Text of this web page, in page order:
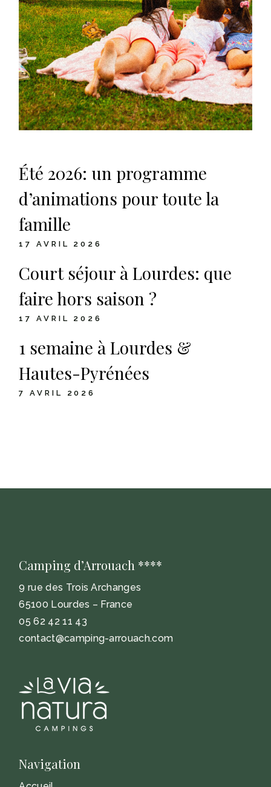
Été 2026: un programme
d’animations pour toute la
famille
17 AVRIL 2026
Court séjour à Lourdes: que
faire hors saison ?
17 AVRIL 2026
1 semaine à Lourdes &
Hautes-Pyrénées
7 AVRIL 2026
Camping d’Arrouach ****
9 rue des Trois Archanges
65100 Lourdes – France
05 62 42 11 43
contact@camping-arrouach.com
Navigation